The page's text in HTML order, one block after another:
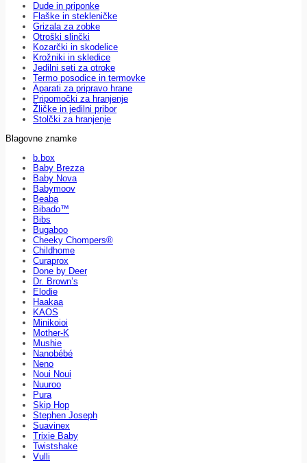
Dude in priponke
Flaške in stekleničke
Grizala za zobke
Otroški slinčki
Kozarčki in skodelice
Krožniki in skledice
Jedilni seti za otroke
Termo posodice in termovke
Aparati za pripravo hrane
Pripomočki za hranjenje
Žličke in jedilni pribor
Stolčki za hranjenje
Blagovne znamke
b.box
Baby Brezza
Baby Nova
Babymoov
Beaba
Bibado™
Bibs
Bugaboo
Cheeky Chompers®
Childhome
Curaprox
Done by Deer
Dr. Brown’s
Elodie
Haakaa
KAOS
Minikoioi
Mother-K
Mushie
Nanobébé
Neno
Noui Noui
Nuuroo
Pura
Skip Hop
Stephen Joseph
Suavinex
Trixie Baby
Twistshake
Vulli